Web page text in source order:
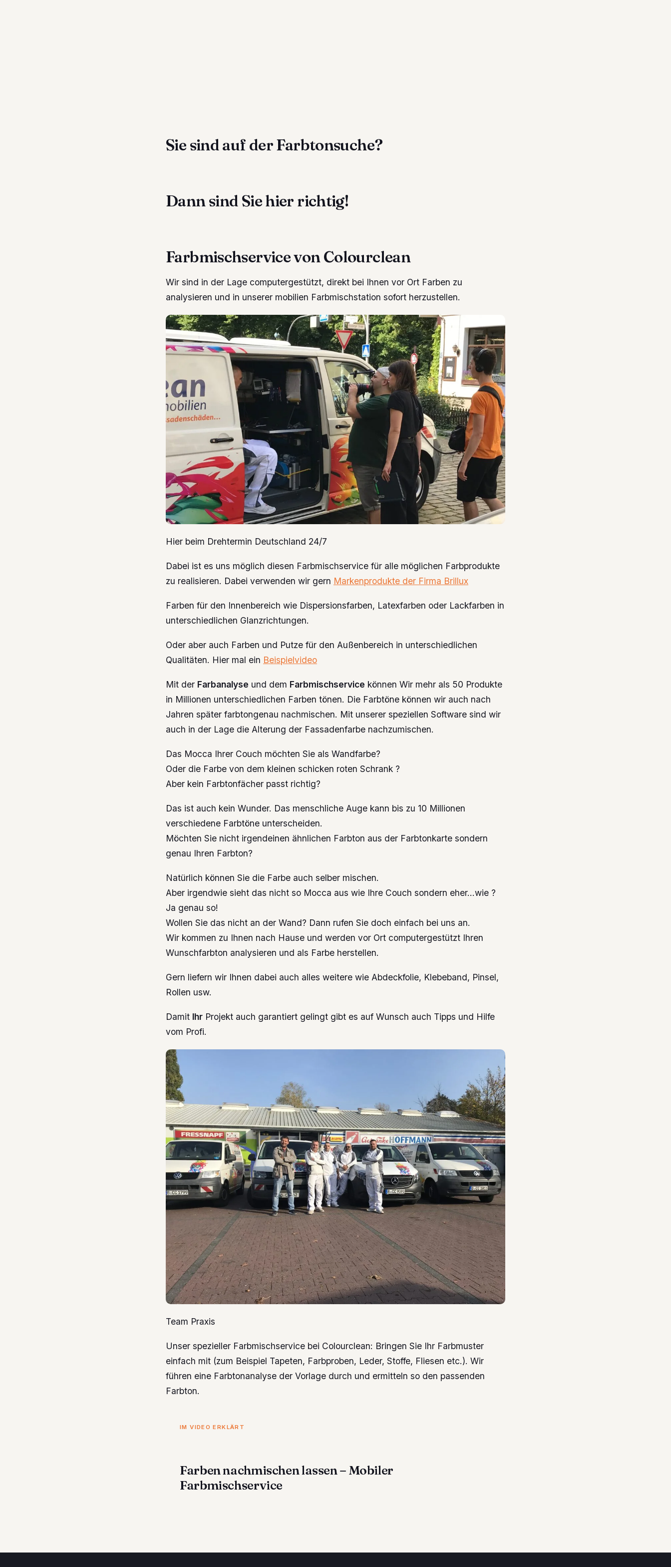
Sie sind auf der Farbtonsuche?
Dann sind Sie hier richtig!
Farbmischservice von Colourclean
Wir sind in der Lage computergestützt, direkt bei Ihnen vor Ort Farben zu
analysieren und in unserer mobilien Farbmischstation sofort herzustellen.
Hier beim Drehtermin Deutschland 24/7
Dabei ist es uns möglich diesen Farbmischservice für alle möglichen Farbprodukte
zu realisieren. Dabei verwenden wir gern Markenprodukte der Firma Brillux
Farben für den Innenbereich wie Dispersionsfarben, Latexfarben oder Lackfarben in
unterschiedlichen Glanzrichtungen.
Oder aber auch Farben und Putze für den Außenbereich in unterschiedlichen
Qualitäten. Hier mal ein Beispielvideo
Mit der Farbanalyse und dem Farbmischservice können Wir mehr als 50 Produkte
in Millionen unterschiedlichen Farben tönen. Die Farbtöne können wir auch nach
Jahren später farbtongenau nachmischen. Mit unserer speziellen Software sind wir
auch in der Lage die Alterung der Fassadenfarbe nachzumischen.
Das Mocca Ihrer Couch möchten Sie als Wandfarbe?
Oder die Farbe von dem kleinen schicken roten Schrank ?
Aber kein Farbtonfächer passt richtig?
Das ist auch kein Wunder. Das menschliche Auge kann bis zu 10 Millionen
verschiedene Farbtöne unterscheiden.
Möchten Sie nicht irgendeinen ähnlichen Farbton aus der Farbtonkarte sondern
genau Ihren Farbton?
Natürlich können Sie die Farbe auch selber mischen.
Aber irgendwie sieht das nicht so Mocca aus wie Ihre Couch sondern eher…wie ?
Ja genau so!
Wollen Sie das nicht an der Wand? Dann rufen Sie doch einfach bei uns an.
Wir kommen zu Ihnen nach Hause und werden vor Ort computergestützt Ihren
Wunschfarbton analysieren und als Farbe herstellen.
Gern liefern wir Ihnen dabei auch alles weitere wie Abdeckfolie, Klebeband, Pinsel,
Rollen usw.
Damit Ihr Projekt auch garantiert gelingt gibt es auf Wunsch auch Tipps und Hilfe
vom Profi.
Team Praxis
Unser spezieller Farbmischservice bei Colourclean: Bringen Sie Ihr Farbmuster
einfach mit (zum Beispiel Tapeten, Farbproben, Leder, Stoffe, Fliesen etc.). Wir
führen eine Farbtonanalyse der Vorlage durch und ermitteln so den passenden
Farbton.
IM VIDEO ERKLÄRT
Farben nachmischen lassen – Mobiler
Farbmischservice